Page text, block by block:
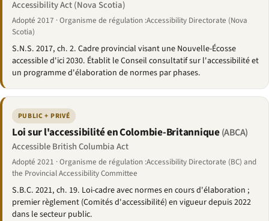
Accessibility Act (Nova Scotia)
Adopté 2017 · Organisme de régulation :Accessibility Directorate (Nova
Scotia)
S.N.S. 2017, ch. 2. Cadre provincial visant une Nouvelle-Écosse
accessible d'ici 2030. Établit le Conseil consultatif sur l'accessibilité et
un programme d'élaboration de normes par phases.
PUBLIC + PRIVÉ
Loi sur l'accessibilité en Colombie-Britannique(ABCA)
Accessible British Columbia Act
Adopté 2021 · Organisme de régulation :Accessibility Directorate (BC) and
the Provincial Accessibility Committee
S.B.C. 2021, ch. 19. Loi-cadre avec normes en cours d'élaboration ;
premier règlement (Comités d'accessibilité) en vigueur depuis 2022
dans le secteur public.